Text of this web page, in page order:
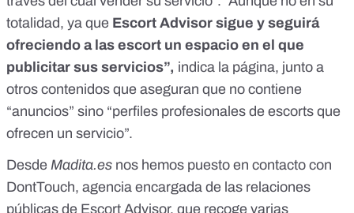
totalidad, ya que Escort Advisor sigue y seguirá
ofreciendo a las escort un espacio en el que
publicitar sus servicios”, indica la página, junto a
otros contenidos que aseguran que no contiene
“anuncios” sino “perfiles profesionales de escorts que
ofrecen un servicio”.
Desde Madita.es nos hemos puesto en contacto con
DontTouch, agencia encargada de las relaciones
públicas de Escort Advisor, que recoge varias